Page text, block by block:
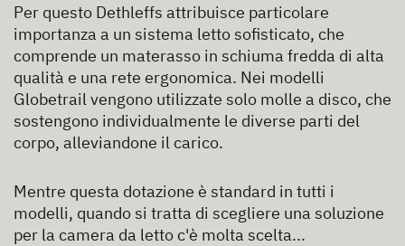
Per questo Dethleffs attribuisce particolare
importanza a un sistema letto sofisticato, che
comprende un materasso in schiuma fredda di alta
qualità e una rete ergonomica. Nei modelli
Globetrail vengono utilizzate solo molle a disco, che
sostengono individualmente le diverse parti del
corpo, alleviandone il carico.
Mentre questa dotazione è standard in tutti i
modelli, quando si tratta di scegliere una soluzione
per la camera da letto c'è molta scelta...